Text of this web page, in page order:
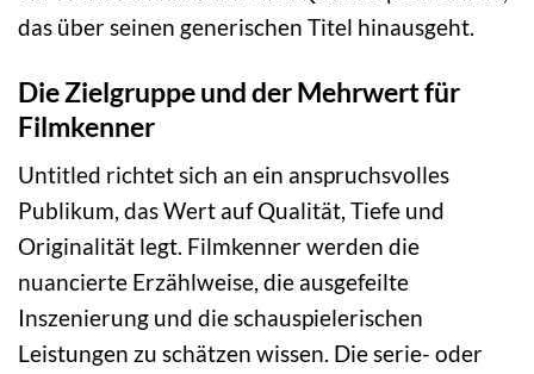
das über seinen generischen Titel hinausgeht.
Die Zielgruppe und der Mehrwert für
Filmkenner
Untitled richtet sich an ein anspruchsvolles
Publikum, das Wert auf Qualität, Tiefe und
Originalität legt. Filmkenner werden die
nuancierte Erzählweise, die ausgefeilte
Inszenierung und die schauspielerischen
Leistungen zu schätzen wissen. Die serie- oder